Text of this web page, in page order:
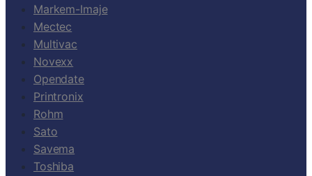
Markem-Imaje
Mectec
Multivac
Novexx
Opendate
Printronix
Rohm
Sato
Savema
Toshiba